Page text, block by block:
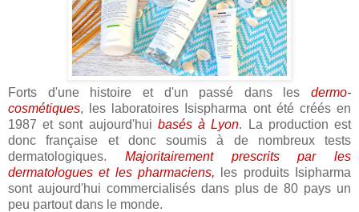
Forts d'une histoire et d'un passé dans les dermo-
cosmétiques, les laboratoires Isispharma ont été créés en
1987 et sont aujourd'hui basés à Lyon. La production est
donc française et donc soumis à de nombreux tests
dermatologiques. Majoritairement prescrits par les
dermatologues et les pharmaciens, les produits Isipharma
sont aujourd'hui commercialisés dans plus de 80 pays un
peu partout dans le monde.